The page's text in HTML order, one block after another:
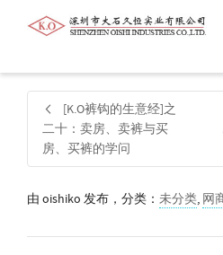
帮我查找新的衬衫尺
默认
[K.O裤钩的生意经]之
二十：卖房、卖裤与买
房、买裤的学问
由 oishiko 发布，分类： 未分类, 网